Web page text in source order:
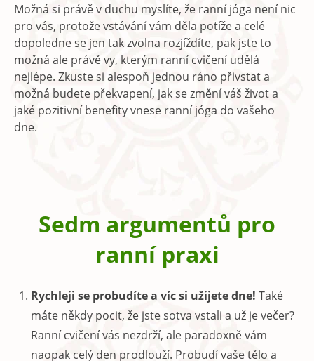
Možná si právě v duchu myslíte, že ranní jóga není nic
pro vás, protože vstávání vám děla potíže a celé
dopoledne se jen tak zvolna rozjíždíte, pak jste to
možná ale právě vy, kterým ranní cvičení udělá
nejlépe. Zkuste si alespoň jednou ráno přivstat a
možná budete překvapení, jak se změní váš život a
jaké pozitivní benefity vnese ranní jóga do vašeho
dne.
Sedm argumentů pro
ranní praxi
Rychleji se probudíte a víc si užijete dne! Také
máte někdy pocit, že jste sotva vstali a už je večer?
Ranní cvičení vás nezdrží, ale paradoxně vám
naopak celý den prodlouží. Probudí vaše tělo a